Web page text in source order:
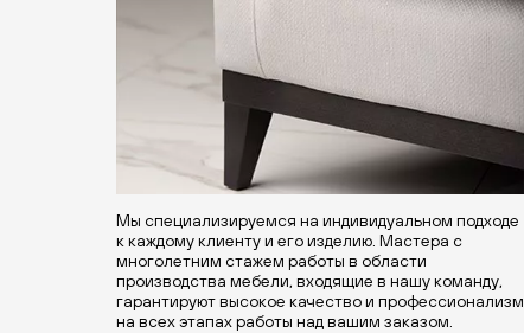
Мы специализируемся на индивидуальном подходе
к каждому клиенту и его изделию. Мастера с
многолетним стажем работы в области
производства мебели, входящие в нашу команду,
гарантируют высокое качество и профессионализм
на всех этапах работы над вашим заказом.